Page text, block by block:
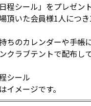
程シール」をプレゼン
頂いた会員様1人につ
ちのカレンダーや手帳
クラブテントで配布して
シール
イメージです。